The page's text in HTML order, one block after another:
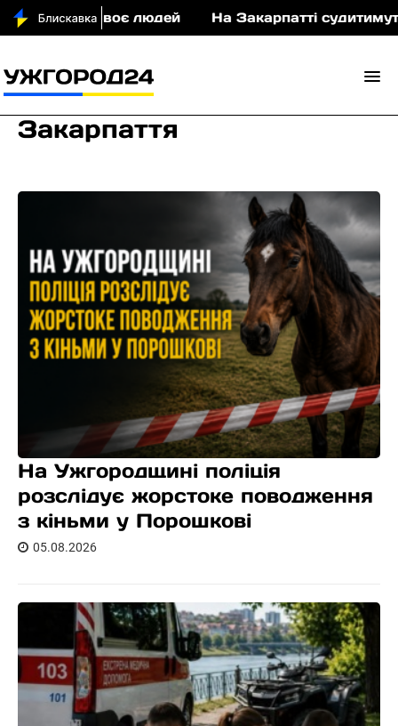
людей На Закарпатті судитимуть військового
Закарпаття
На Ужгородщині поліція
розслідує жорстоке поводження
з кіньми у Порошкові
05.08.2026